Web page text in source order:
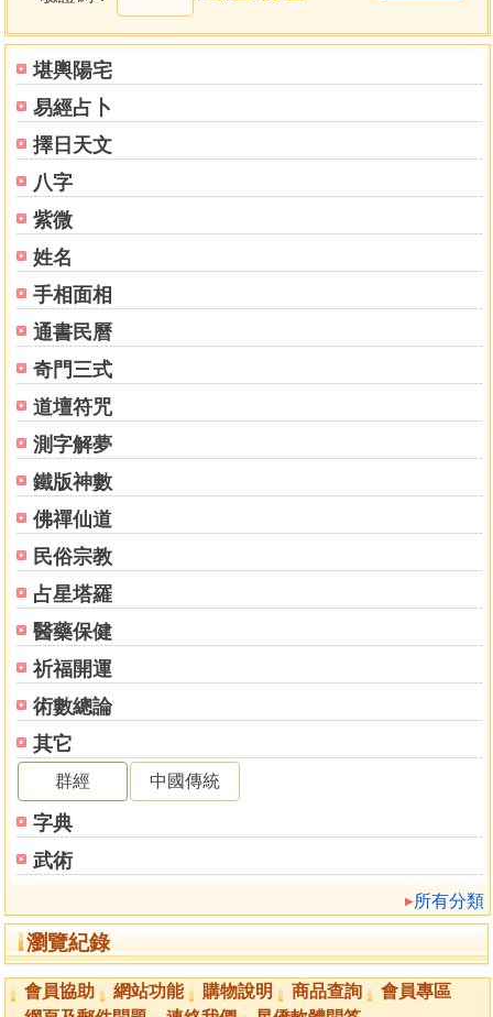
堪輿陽宅
易經占卜
擇日天文
八字
紫微
姓名
手相面相
通書民曆
奇門三式
道壇符咒
測字解夢
鐵版神數
佛禪仙道
民俗宗教
占星塔羅
醫藥保健
祈福開運
術數總論
其它
群經 中國傳統
字典
武術
所有分類
瀏覽紀錄
◎形格篇
《黃帝內經》定出的五種形格
清代定義的十種面形
如何分辨屬於哪一種形
你眼光只接觸我側面
化繁為簡，面形現於一二三
面形配合紫微斗數的推算
人事十二宮
智力體能看膚色
膚色配合紫微斗數的用法
◎重點所在
斗數八字。同參之道 黃卯、衍玄 同註
◎「四柱八字」簡介
◎八字基本術語
◎「紫微斗數」與「四柱八字」之異同與合參
◎生時需求
◎星宮互參
◎運限提要
◎神煞啟發
孤辰寡宿
金輿
魁罡日
自坐沐浴
◎重點所在
後記
會員協助 網站功能 購物說明 商品查詢
會員專區